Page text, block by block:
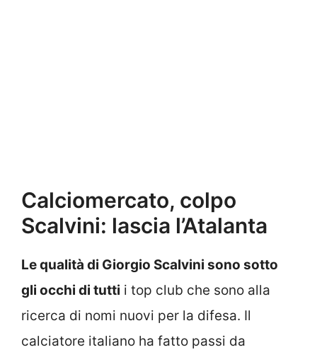
Calciomercato, colpo
Scalvini: lascia l’Atalanta
Le qualità di Giorgio Scalvini sono sotto
gli occhi di tutti i top club che sono alla
ricerca di nomi nuovi per la difesa. Il
calciatore italiano ha fatto passi da